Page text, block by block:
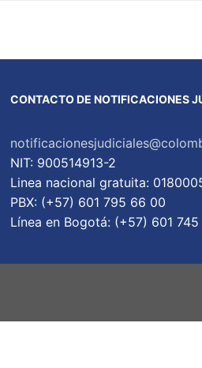
CONTACTO DE NOTIFICACIONES
NIT: 900514913-2
Linea nacional gratuita:
PBX: (+57) 601 795 66 00
Lí­nea en Bogotá: (+57) 601